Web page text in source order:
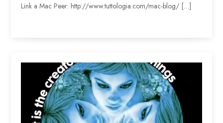
Link a Mac Peer: http://www.tuttologia.com/mac-blog/ […]